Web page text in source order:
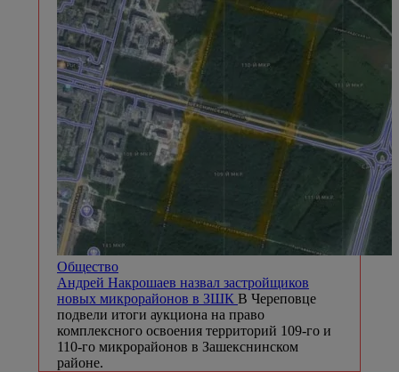
Общество
Андрей Накрошаев назвал застройщиков
новых микрорайонов в ЗШК В Череповце
подвели итоги аукциона на право
комплексного освоения территорий 109-го и
110-го микрорайонов в Зашекснинском
районе.